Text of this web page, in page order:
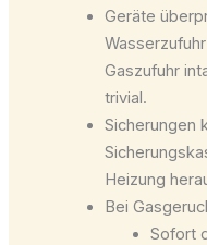
Geräte
Gaszufuhr
trivial.
Sicherungen
Heizung
Bei
Sofort